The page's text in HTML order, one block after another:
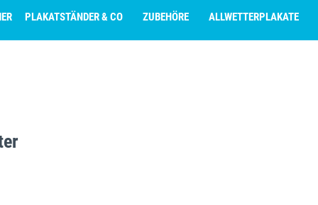
PLAKATSTÄNDER & CO ZUBEHÖRE ALLWETTERPLAKATE